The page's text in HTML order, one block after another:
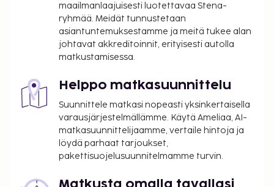
maailmanlaajuisesti luotettavaa Stena-
ryhmää. Meidät tunnustetaan
asiantuntemuksestamme ja meitä tukee alan
johtavat akkreditoinnit, erityisesti autolla
matkustamisessa.
Helppo matkasuunnittelu
Suunnittele matkasi nopeasti yksinkertaisella
varausjärjestelmällämme. Käytä Ameliaa, AI-
matkasuunnittelijaamme, vertaile hintoja ja
löydä parhaat tarjoukset,
pakettisuojelusuunnitelmamme turvin.